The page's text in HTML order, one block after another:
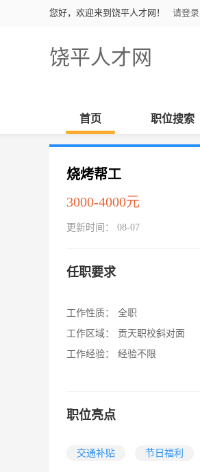
您好，欢迎来到饶平人才网！ 请登录
饶平人才网
首页 职位搜索
烧烤帮工
3000-4000元
更新时间： 08-07
任职要求
工作性质：
全职
工作区域：
贡天职校斜对面
工作经验：
经验不限
职位亮点
交通补贴 节日福利